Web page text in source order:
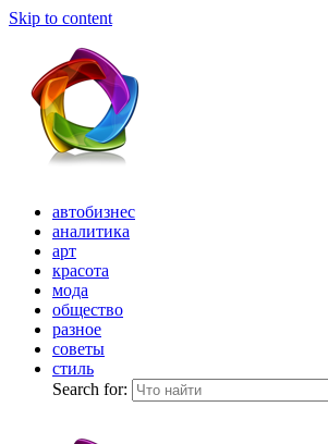
Skip to content
автобизнес
аналитика
арт
красота
мода
общество
разное
советы
стиль
Search for: